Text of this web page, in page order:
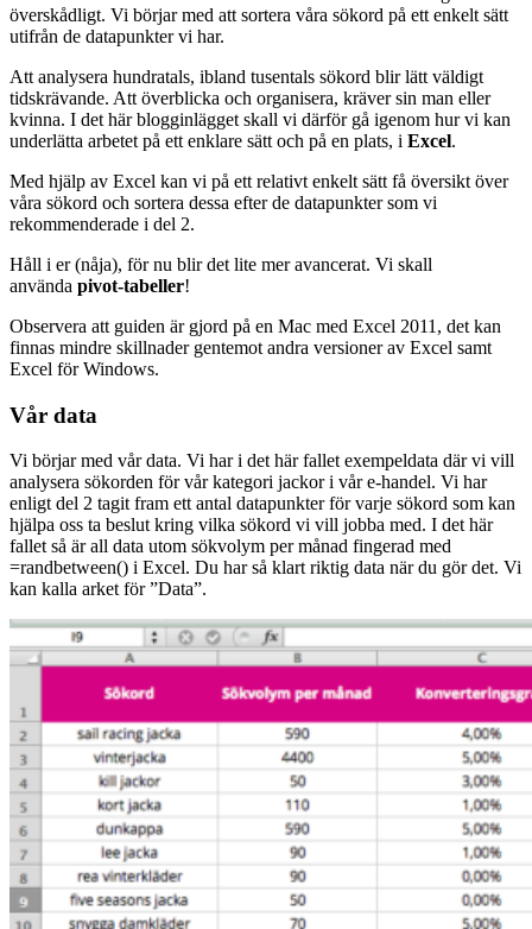
överskådligt. Vi börjar med att sortera våra sökord på ett enkelt sätt
utifrån de datapunkter vi har.
Att analysera hundratals, ibland tusentals sökord blir lätt väldigt
tidskrävande. Att överblicka och organisera, kräver sin man eller
kvinna. I det här blogginlägget skall vi därför gå igenom hur vi kan
underlätta arbetet på ett enklare sätt och på en plats, i Excel.
Med hjälp av Excel kan vi på ett relativt enkelt sätt få översikt över
våra sökord och sortera dessa efter de datapunkter som vi
rekommenderade i del 2.
Håll i er (nåja), för nu blir det lite mer avancerat. Vi skall
använda pivot-tabeller!
Observera att guiden är gjord på en Mac med Excel 2011, det kan
finnas mindre skillnader gentemot andra versioner av Excel samt
Excel för Windows.
Vår data
Vi börjar med vår data. Vi har i det här fallet exempeldata där vi vill
analysera sökorden för vår kategori jackor i vår e-handel. Vi har
enligt del 2 tagit fram ett antal datapunkter för varje sökord som kan
hjälpa oss ta beslut kring vilka sökord vi vill jobba med. I det här
fallet så är all data utom sökvolym per månad fingerad med
=randbetween() i Excel. Du har så klart riktig data när du gör det. Vi
kan kalla arket för ”Data”.